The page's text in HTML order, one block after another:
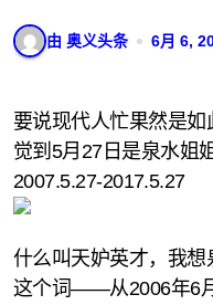
由 奥义头条 6月 6,
要说现代人忙果然是如此，今天也是一机灵猛然间才发
觉到5月27日是泉水
2007.5.27-2017.5.27
什么叫天妒英才，我
这个词——从2006年6